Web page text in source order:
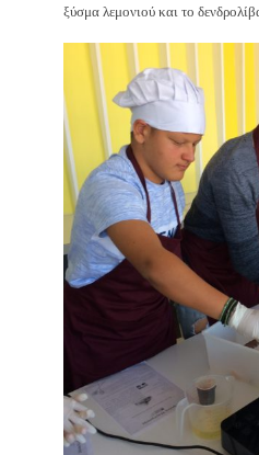
ξύσμα λεμονιού και το